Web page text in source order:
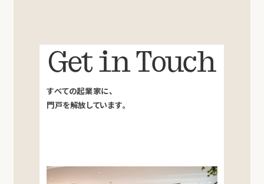
Get in Touch
すべての起業家に、
門戸を解放しています。